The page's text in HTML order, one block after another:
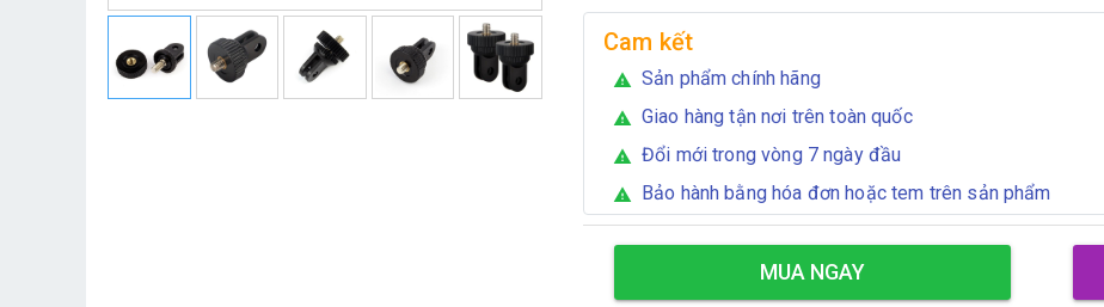
Cam kết
warning Sản phẩm chính hãng
warning Giao hàng tận nơi trên toàn quốc
warning Đổi mới trong vòng 7 ngày đầu
warning Bảo hành bằng hóa đơn hoặc tem trên sản phẩm
MUA NGAY